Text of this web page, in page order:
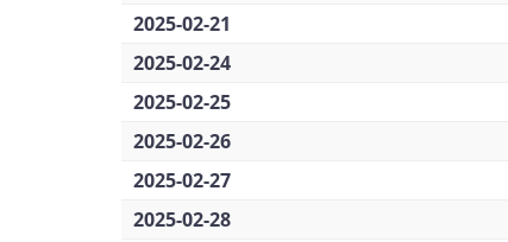
2025-02-21
2025-02-24
2025-02-25
2025-02-26
2025-02-27
2025-02-28